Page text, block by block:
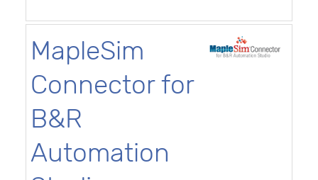
MapleSim
Connector for
B&R
Automation